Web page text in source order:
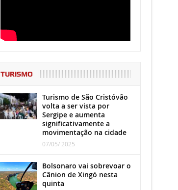
TURISMO
Turismo de São Cristóvão
volta a ser vista por
Sergipe e aumenta
significativamente a
movimentação na cidade
07/05/ 2025
Bolsonaro vai sobrevoar o
Cânion de Xingó nesta
quinta